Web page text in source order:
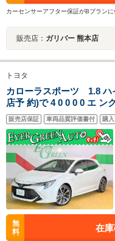
カーセンサーアフター保証がBプラン
販売店： ガリバー 熊本店
トヨタ
カローラスポーツ 1.8
店予 約)で 4 0 0 0 0 エ ンク ー
ナー 禁煙車 純正SDナビ
キー Bluetooth CD DVD
販売店保証 車両品質評価書付 購
無
料
在